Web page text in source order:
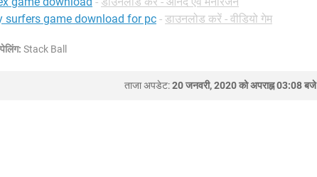
surfers game download for pc - डाउनलोड करें - वीडियो गेम
Stack Ball
ताजा अपडेट:20 जनवरी, 2020 को अपराह्न 03:08 बजे